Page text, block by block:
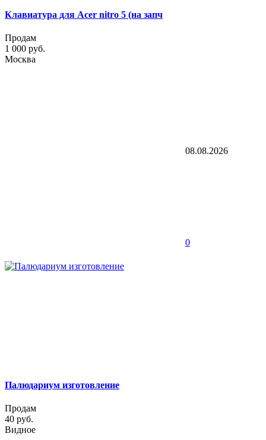
Клавиатура для Acer nitro 5 (на запч
Продам
1 000 руб.
Москва
08.08.2026
0
Палюдариум изготовление
Продам
40 руб.
Видное